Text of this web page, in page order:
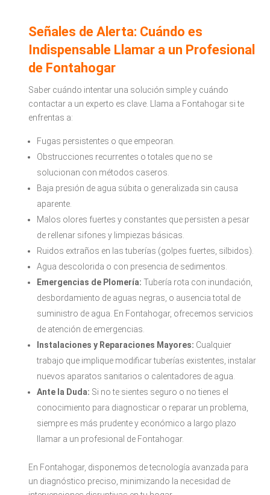
Señales de Alerta: Cuándo es
Indispensable Llamar a un Profesional
de Fontahogar
Saber cuándo intentar una solución simple y cuándo
contactar a un experto es clave. Llama a Fontahogar si te
enfrentas a:
Fugas persistentes o que empeoran.
Obstrucciones recurrentes o totales que no se
solucionan con métodos caseros.
Baja presión de agua súbita o generalizada sin causa
aparente.
Malos olores fuertes y constantes que persisten a pesar
de rellenar sifones y limpiezas básicas.
Ruidos extraños en las tuberías (golpes fuertes, silbidos).
Agua descolorida o con presencia de sedimentos.
Emergencias de Plomería: Tubería rota con inundación,
desbordamiento de aguas negras, o ausencia total de
suministro de agua. En Fontahogar, ofrecemos servicios
de atención de emergencias.
Instalaciones y Reparaciones Mayores: Cualquier
trabajo que implique modificar tuberías existentes, instalar
nuevos aparatos sanitarios o calentadores de agua.
Ante la Duda: Si no te sientes seguro o no tienes el
conocimiento para diagnosticar o reparar un problema,
siempre es más prudente y económico a largo plazo
llamar a un profesional de Fontahogar.
En Fontahogar, disponemos de tecnología avanzada para
un diagnóstico preciso, minimizando la necesidad de